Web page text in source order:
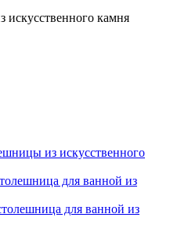
камня
из искусственного
для ванной из
для ванной из